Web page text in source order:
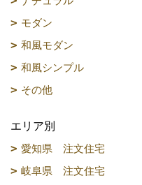
モダン
和風モダン
和風シンプル
その他
エリア別
愛知県 注文住宅
岐阜県 注文住宅